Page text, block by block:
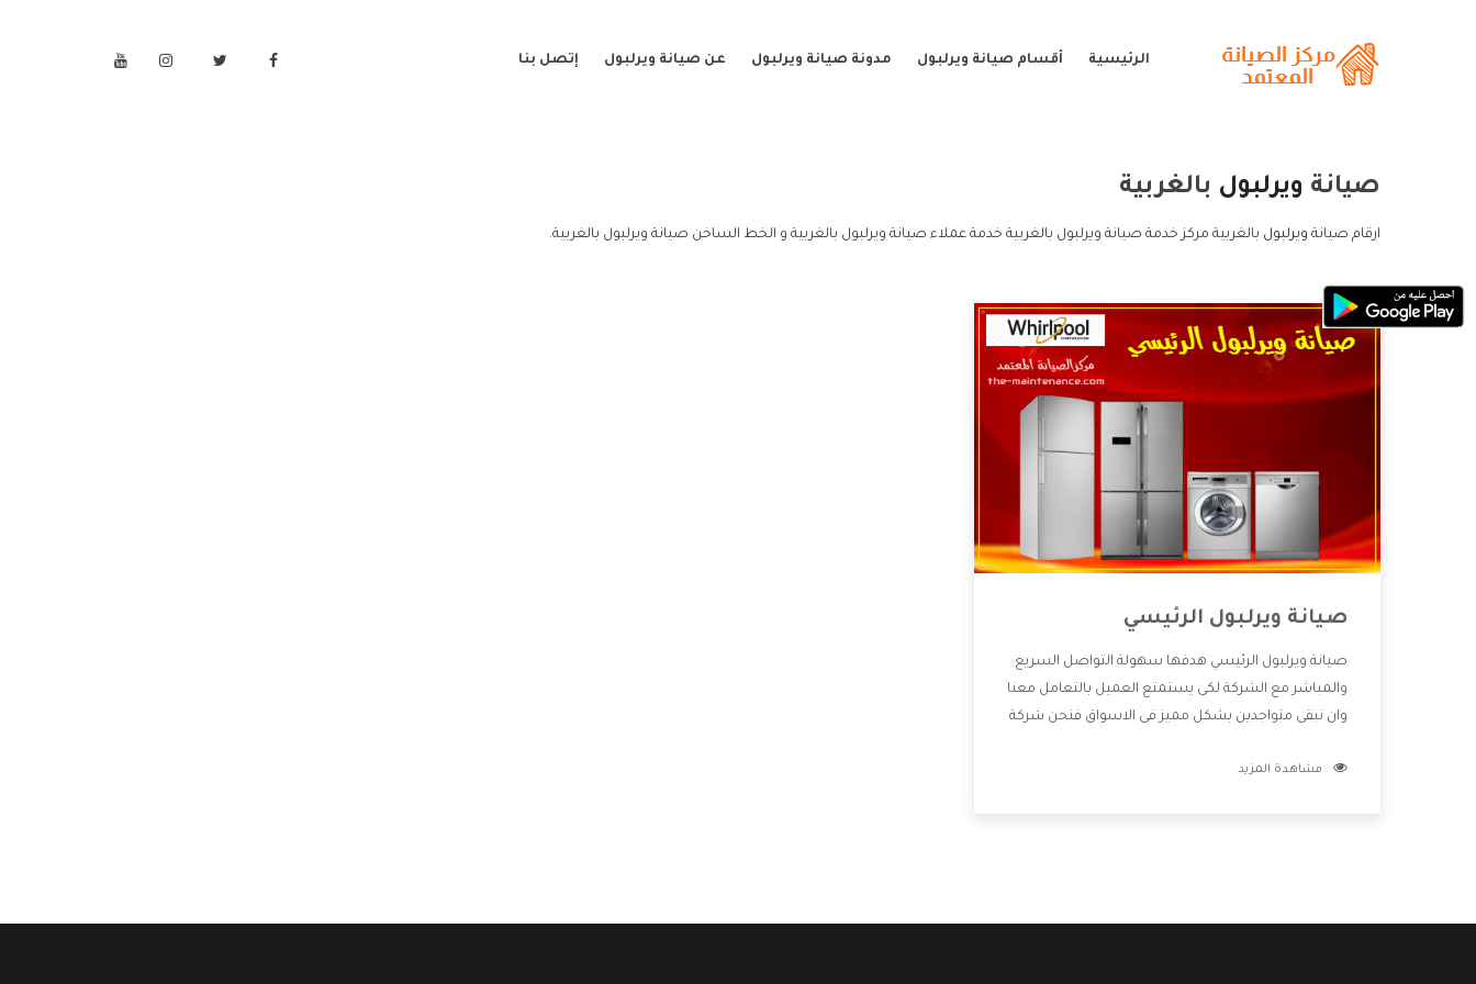
الرئيسية أقسام صيانة ويرلبول مدونة صيانة ويرلبول عن صيانة ويرلبول إتصل بنا
صيانة ويرلبول بالغربية
ارقام صيانة ويرلبول بالغربية مركز خدمة صيانة ويرلبول بالغربية خدمة عملاء صيانة ويرلبول بالغربية و الخط الساخن صيانة ويرلبول بالغربية.
صيانة ويرلبول الرئيسي
صيانة ويرلبول الرئيسي هدفها سهولة التواصل السريع
والمباشر مع الشركة لكى يستمتع العميل بالتعامل معنا
وان نبقى متواجدين بشكل مميز فى الاسواق فنحن شركة
بالخدمات التى تنفرد الشركة بها والتى تكون منها خدمة
مشاهدة المزيد